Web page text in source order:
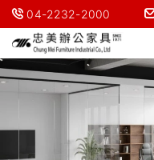
04-2232-2000